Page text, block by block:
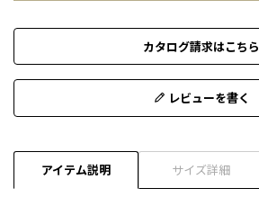
カタログ請求はこちら
レビューを書く
アイテム説明 サイズ詳細